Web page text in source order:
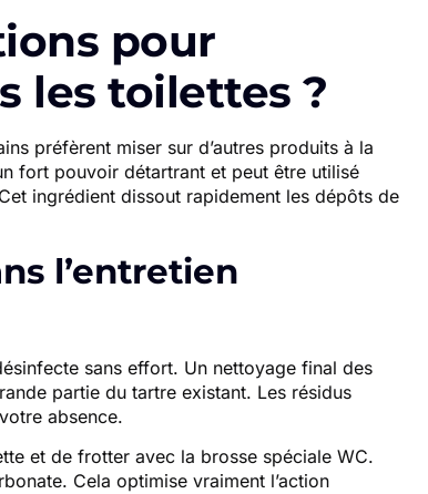
pour
les toilettes ?
préfèrent miser sur d’autres produits à la
fort pouvoir détartrant et peut être utilisé
ingrédient dissout rapidement les dépôts de
l’entretien
sans effort. Un nettoyage final des
partie du tartre existant. Les résidus
absence.
et de frotter avec la brosse spéciale WC.
Cela optimise vraiment l’action